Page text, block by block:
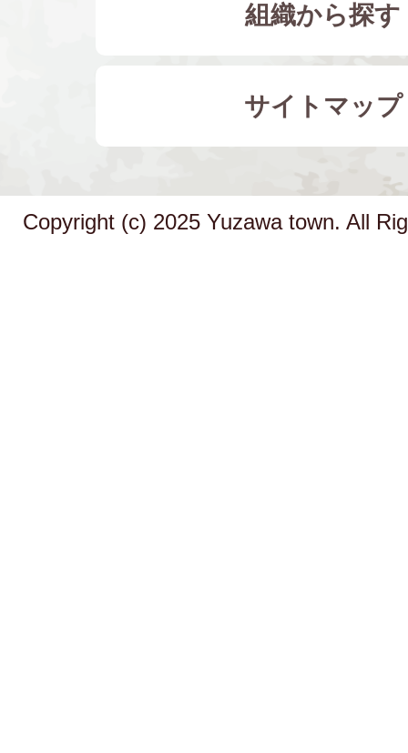
組織から探す
サイトマップ
Copyright (c) 2025 Yuzawa town. All